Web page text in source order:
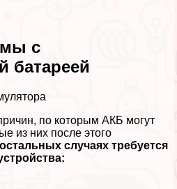
с
батареей
по которым АКБ могут
из них после этого
случаях требуется